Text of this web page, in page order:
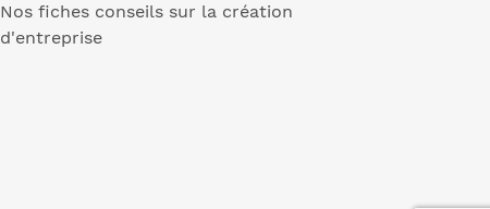
Nos fiches conseils sur la création
d'entreprise